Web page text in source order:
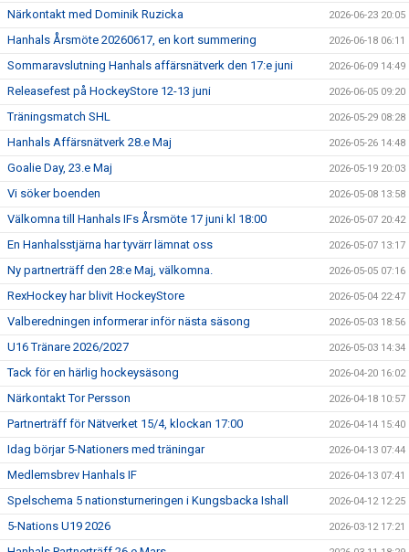
Närkontakt med Dominik Ruzicka 2026-06-23 20:05
Hanhals Årsmöte 20260617, en kort summering 2026-06-18 06:11
Sommaravslutning Hanhals affärsnätverk den 17:e juni 2026-06-09 14:49
Releasefest på HockeyStore 12-13 juni 2026-06-05 09:20
Träningsmatch SHL 2026-05-29 08:28
Hanhals Affärsnätverk 28.e Maj 2026-05-26 14:48
Goalie Day, 23.e Maj 2026-05-19 20:03
Vi söker boenden 2026-05-08 13:58
Välkomna till Hanhals IFs Årsmöte 17 juni kl 18:00 2026-05-07 20:42
En Hanhalsstjärna har tyvärr lämnat oss 2026-05-07 13:17
Ny partnerträff den 28:e Maj, välkomna. 2026-05-05 07:16
RexHockey har blivit HockeyStore 2026-05-04 22:47
Valberedningen informerar inför nästa säsong 2026-05-03 18:56
U16 Tränare 2026/2027 2026-05-03 14:34
Tack för en härlig hockeysäsong 2026-04-20 16:02
Närkontakt Tor Persson 2026-04-18 10:57
Partnerträff för Nätverket 15/4, klockan 17:00 2026-04-14 15:40
Idag börjar 5-Nationers med träningar 2026-04-13 07:44
Medlemsbrev Hanhals IF 2026-04-13 07:41
Spelschema 5 nationsturneringen i Kungsbacka Ishall 2026-04-12 12:25
5-Nations U19 2026 2026-03-12 17:21